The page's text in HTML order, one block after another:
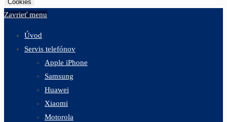
Cookies
Zavrieť menu
Úvod
Servis telefónov
Apple iPhone
Samsung
Huawei
Xiaomi
Motorola